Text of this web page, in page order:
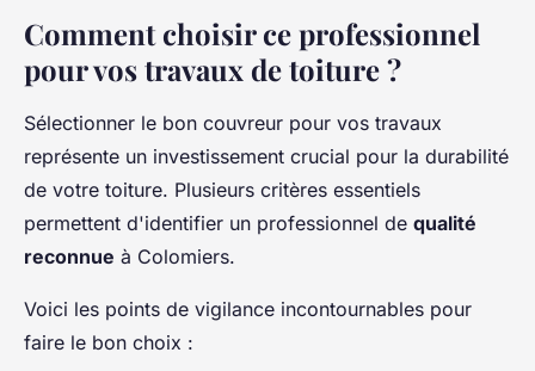
Comment choisir ce professionnel
pour vos travaux de toiture ?
Sélectionner le bon couvreur pour vos travaux
représente un investissement crucial pour la durabilité
de votre toiture. Plusieurs critères essentiels
permettent d'identifier un professionnel de qualité
reconnue à Colomiers.
Voici les points de vigilance incontournables pour
faire le bon choix :